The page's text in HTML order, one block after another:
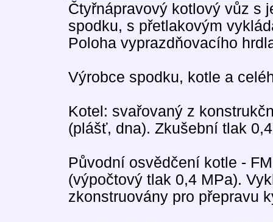
Čtyřnápravový kotlový vůz s
spodku, s přetlakovým
Poloha vyprazdňovacího
Výrobce spodku, kotle a
Kotel: svařovaný z
(plášť, dna). Zkušební tlak
Původní osvědčení kotle -
(výpočtový tlak 0,4 MPa).
zkonstruovány pro přepravu